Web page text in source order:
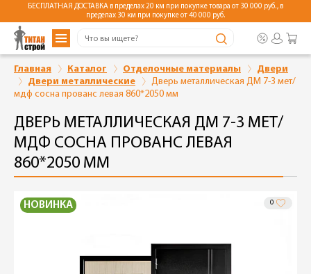
БЕСПЛАТНАЯ ДОСТАВКА в пределах 20 км при покупке товара от 30 000 руб., в
пределах 30 км при покупке от 40 000 руб.
Главная Каталог Отделочные материалы
Двери
Двери металлические
Дверь металлическая ДМ 7-3 мет/
мдф сосна прованс левая 860*2050 мм
ДВЕРЬ МЕТАЛЛИЧЕСКАЯ ДМ 7-3 МЕТ/
МДФ СОСНА ПРОВАНС ЛЕВАЯ
860*2050 ММ
0
НОВИНКА